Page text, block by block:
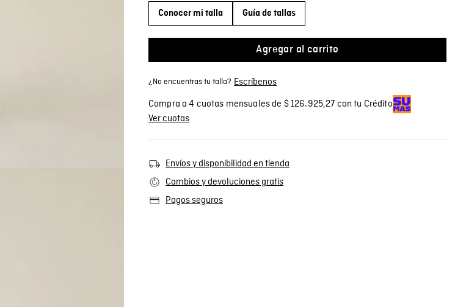
Conocer mi talla Guía de tallas
Agregar al carrito
¿No encuentras tu talla? Escríbenos
Compra a 4 cuotas mensuales de $ 126.925,27 con tu Crédito
Ver cuotas
Envíos y disponibilidad en tienda
Cambios y devoluciones gratis
Pagos seguros